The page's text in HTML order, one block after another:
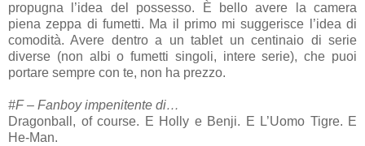
propugna l’idea del possesso. È bello avere la camera
piena zeppa di fumetti. Ma il primo mi suggerisce l’idea di
comodità. Avere dentro a un tablet un centinaio di serie
diverse (non albi o fumetti singoli, intere serie), che puoi
portare sempre con te, non ha prezzo.
#F – Fanboy impenitente di…
Dragonball, of course. E Holly e Benji. E L’Uomo Tigre. E
He-Man.